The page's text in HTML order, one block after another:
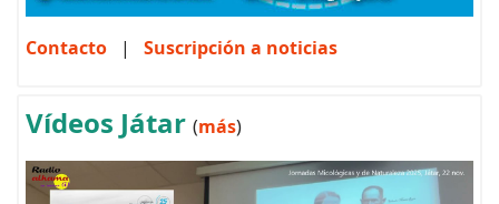
Contacto | Suscripción a noticias
Vídeos Játar (más)